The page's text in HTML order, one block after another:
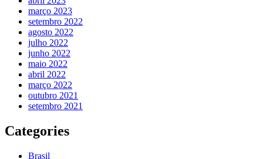
março 2023
setembro 2022
agosto 2022
julho 2022
junho 2022
maio 2022
abril 2022
março 2022
outubro 2021
setembro 2021
Categories
Brasil